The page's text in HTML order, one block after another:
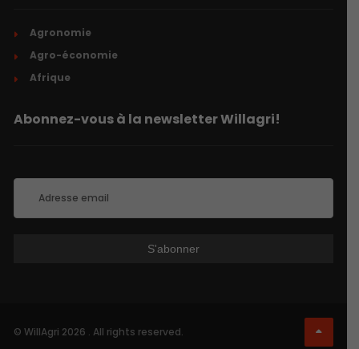
Agronomie
Agro-économie
Afrique
Abonnez-vous à la newsletter Willagri!
© WillAgri 2026 . All rights reserved.